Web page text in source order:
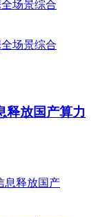
释放国产算力